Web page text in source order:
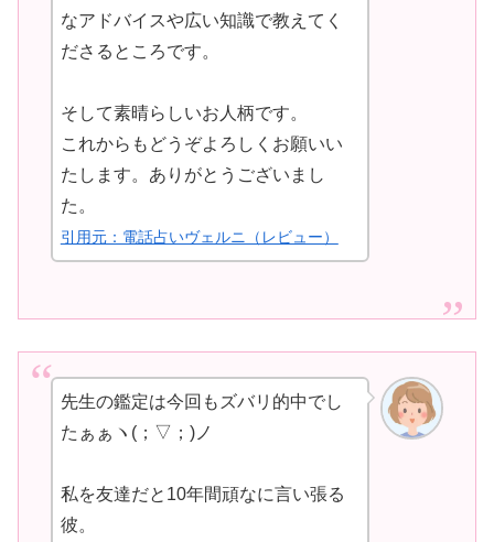
なアドバイスや広い知識で教えてく
ださるところです。
そして素晴らしいお人柄です。
これからもどうぞよろしくお願いい
たします。ありがとうございまし
た。
引用元：電話占いヴェルニ（レビュー）
先生の鑑定は今回もズバリ的中でし
たぁぁヽ(；▽；)ノ
私を友達だと10年間頑なに言い張る
彼。